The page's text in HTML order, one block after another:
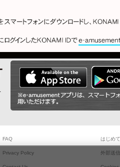
FAQ はじめ
Privacy Policy 外部送